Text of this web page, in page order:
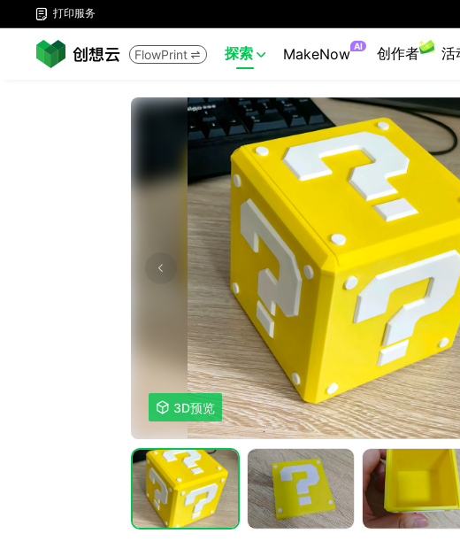
 打印服务
FlowPrint  探索  MakeNow AI 创作者 活
 3D预览